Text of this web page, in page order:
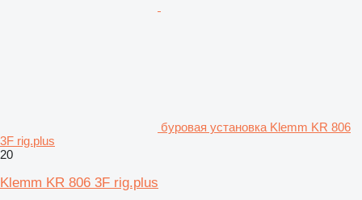
буровая установка Klemm KR 806
3F rig.plus
20
Klemm KR 806 3F rig.plus